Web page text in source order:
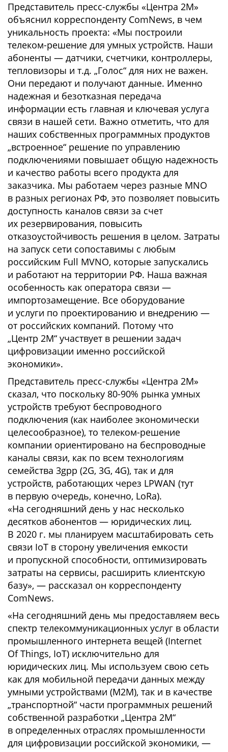
Представитель пресс-службы «Центра 2М»
объяснил корреспонденту ComNews, в чем
уникальность проекта: «Мы построили
телеком-решение для умных устройств. Наши
абоненты — датчики, счетчики, контроллеры,
тепловизоры и т.д. „Голос“ для них не важен.
Они передают и получают данные. Именно
надежная и безотказная передача
информации есть главная и ключевая услуга
связи в нашей сети. Важно отметить, что для
наших собственных программных продуктов
„встроенное“ решение по управлению
подключениями повышает общую надежность
и качество работы всего продукта для
заказчика. Мы работаем через разные MNO
в разных регионах РФ, это позволяет повысить
доступность каналов связи за счет
их резервирования, повысить
отказоустойчивость решения в целом. Затраты
на запуск сети сопоставимы с любым
российским Full MVNO, которые запускались
и работают на территории РФ. Наша важная
особенность как оператора связи —
импортозамещение. Все оборудование
и услуги по проектированию и внедрению —
от российских компаний. Потому что
„Центр 2М“ участвует в решении задач
цифровизации именно российской
экономики».
Представитель пресс-службы «Центра 2М»
сказал, что поскольку 80-90% рынка умных
устройств требуют беспроводного
подключения (как наиболее экономически
целесообразное), то телеком-решение
компании ориентировано на беспроводные
каналы связи, как по всем технологиям
семейства 3gpp (2G, 3G, 4G), так и для
устройств, работающих через LPWAN (тут
в первую очередь, конечно, LoRa).
«На сегодняшний день у нас несколько
десятков абонентов — юридических лиц.
В 2020 г. мы планируем масштабировать сеть
связи IoT в сторону увеличения емкости
и пропускной способности, оптимизировать
затраты на сервисы, расширить клиентскую
базу», — рассказал он корреспонденту
ComNews.
«На сегодняшний день мы предоставляем весь
спектр телекоммуникационных услуг в области
промышленного интернета вещей (Internet
Of Things, IoT) исключительно для
юридических лиц. Мы используем свою сеть
как для мобильной передачи данных между
умными устройствами (М2М), так и в качестве
„транспортной“ части программных решений
собственной разработки „Центра 2М“
в определенных отраслях промышленности
для цифровизации российской экономики, —